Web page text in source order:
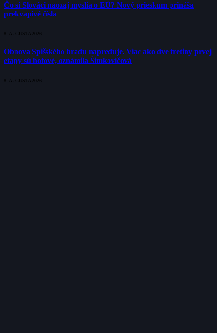
Čo si Slováci naozaj myslia o EÚ? Nový prieskum prináša
prekvapivé čísla
8. AUGUSTA 2026
Obnova Spišského hradu napreduje. Viac ako dve tretiny prvej
etapy sú hotové, oznámila Šimkovičová
8. AUGUSTA 2026